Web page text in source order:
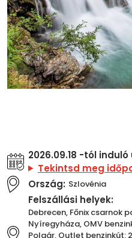
2026.09.18 -tól
Tekintsd meg
Ország: Szlovénia
Felszállási helyek:
Debrecen, Főnix csarnok
Nyíregyháza, OMV
Polgár, Outlet benzinkút: